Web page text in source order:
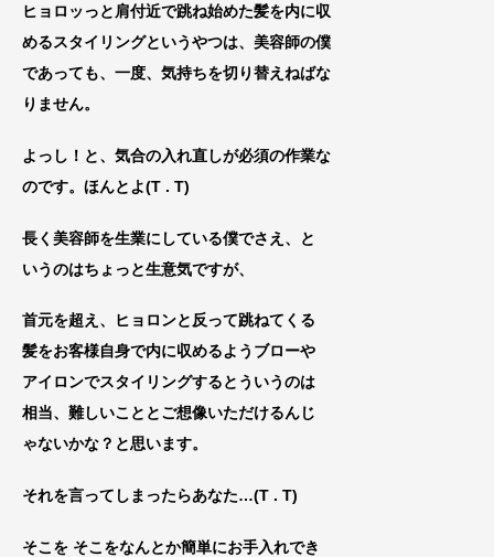
ヒョロッっと肩付近で跳ね始めた髪を内に収
めるスタイリングというやつは、美容師の僕
であっても、一度、気持ちを切り替えねばな
りません。
よっし！と、気合の入れ直しが必須の作業な
のです。ほんとよ(T . T)
長く美容師を生業にしている僕でさえ、と
いうのはちょっと生意気ですが、
首元を超え、ヒョロンと反って跳ねてくる
髪をお客様自身で内に収めるようブローや
アイロンでスタイリングするとういうのは
相当、難しいこととご想像いただけるんじ
ゃないかな？と思います。
それを言ってしまったらあなた…(T . T)
そこを そこをなんとか簡単にお手入れでき